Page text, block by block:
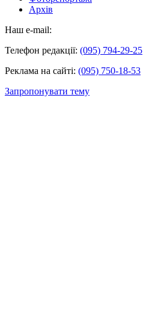
Архів
Наш e-mail:
Телефон редакції: (095) 794-29-25
Реклама на сайті: (095) 750-18-53
Запропонувати тему